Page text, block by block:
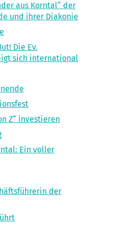
aus Korntal“ der
und ihrer Diakonie
Die Ev.
sich international
Z“ investieren
Ein voller
der